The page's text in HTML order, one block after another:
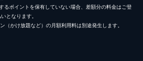
るポイントを保有していない場合、差額分の料金はご登
となります。
（かけ放題など）の月額利用料は別途発生します。